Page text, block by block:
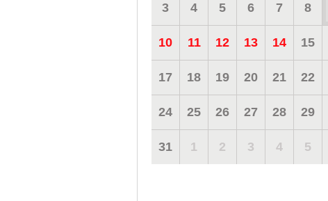
3 4 5 6 7 8
10 11 12 13 14 15
17 18 19 20 21 22
24 25 26 27 28 29
31 1 2 3 4 5